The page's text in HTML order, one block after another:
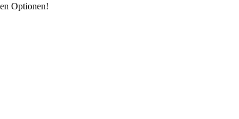
Optionen!